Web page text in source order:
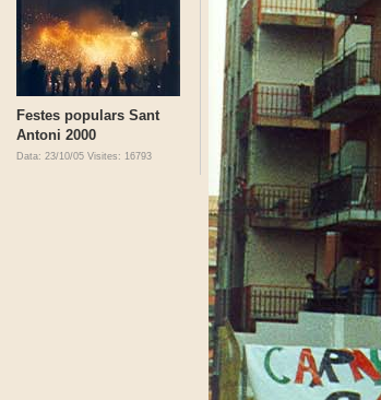
Festes populars Sant
Antoni 2000
Data: 23/10/05 Visites: 16793